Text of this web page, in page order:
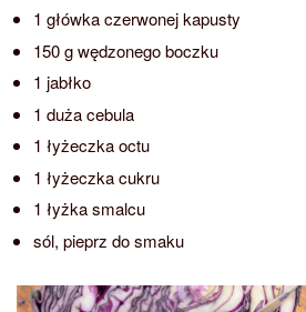
1 główka czerwonej kapusty
150 g wędzonego boczku
1 jabłko
1 duża cebula
1 łyżeczka octu
1 łyżeczka cukru
1 łyżka smalcu
sól, pieprz do smaku